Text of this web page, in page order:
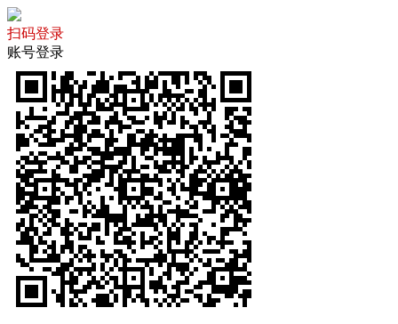
扫码登录
账号登录